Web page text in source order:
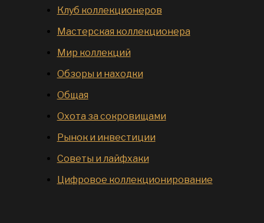
Клуб коллекционеров
Мастерская коллекционера
Мир коллекций
Обзоры и находки
Общая
Охота за сокровищами
Рынок и инвестиции
Советы и лайфхаки
Цифровое коллекционирование